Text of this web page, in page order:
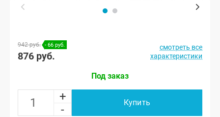
942 руб. - 66 руб.
876 руб.
смотреть все
характеристики
Под заказ
+
-
Купить